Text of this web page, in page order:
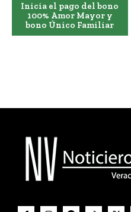
Inicia el pago del bono
100% Amor Mayor y
bono Único Familiar